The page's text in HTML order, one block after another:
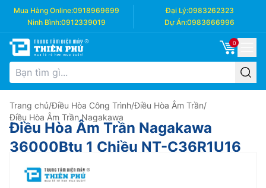
Mua Hàng Online:0918969699 Đại Lý:0983262323
Ninh Bình:0912339019 Dự Án:0983666996
0
Trang chủ/Điều Hòa Công Trình/Điều Hòa Âm Trần/
Điều Hòa Âm Trần Nagakawa
Điều Hòa Âm Trần Nagakawa
36000Btu 1 Chiều NT-C36R1U16